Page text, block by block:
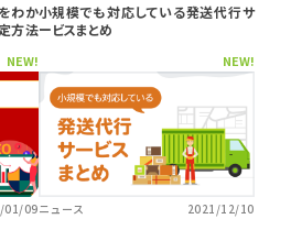
わか
方法
NEW!
01/09
小規模でも対応している発送代行サ
ービスまとめ
NEW!
ニュース 2021/12/10